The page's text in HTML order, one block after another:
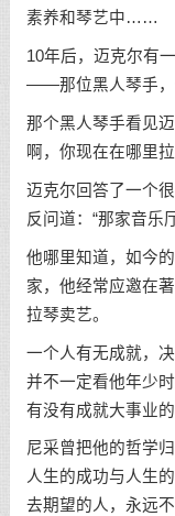
素养和琴艺中……
10年后，迈克尔有
——那位黑人琴手，
那个黑人琴手看见
啊，你现在在哪里
迈克尔回答了一个
反问道：“那家音乐
他哪里知道，如今
家，他经常应邀在
拉琴卖艺。
一个人有无成就，
并不一定看他年少
有没有成就大事业
尼采曾把他的哲学
人生的成功与人生
去期望的人，永远